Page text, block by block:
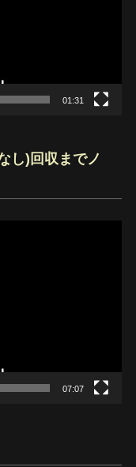
01:31
し)回収までノ
07:07